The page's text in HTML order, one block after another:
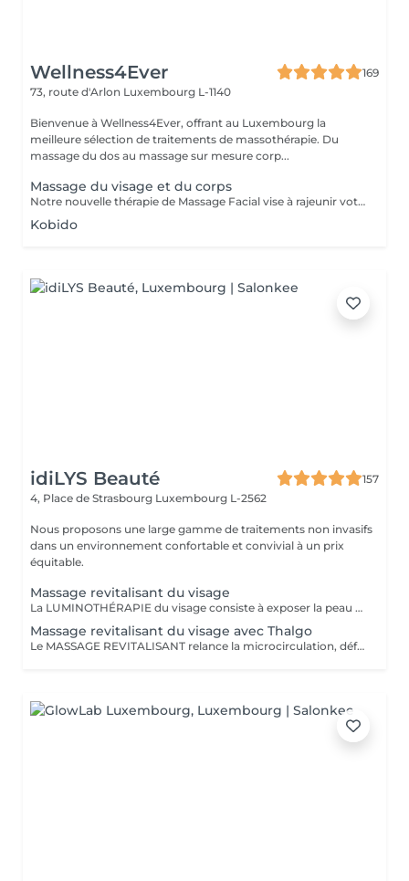
Wellness4Ever
169
73, route d'Arlon Luxembourg L-1140
Bienvenue à Wellness4Ever, offrant au Luxembourg la
meilleure sélection de traitements de massothérapie. Du
massage du dos au massage sur mesure corp...
Massage du visage et du corps
Notre nouvelle thérapie de Massage Facial vise à rajeunir votre peau et vous donner une apparence jeune et éclatante qui vous permettra de vous sentir relaxé, rafraîchi et plein de vie. Un massage facial régulier peut améliorer la circulation et relaxer les muscles faciaux, soulageant les tensions du visage et autour des yeux tout en améliorant la texture, le relâchement de la peau et les rides. Il a été également démontré qu'il soulage la pression des sinus, et qu'il peut même aider à lutter contre l'acné tenace. Tous ces bienfaits peuvent déboucher sur des traits de visages plus éclatants et revigorés, qui vous permettront de vous sentir aussi jeune que vous en avez l'air.
Kobido
idiLYS Beauté
157
4, Place de Strasbourg Luxembourg L-2562
Nous proposons une large gamme de traitements non invasifs
dans un environnement confortable et convivial à un prix
équitable.
Massage revitalisant du visage
La LUMINOTHÉRAPIE du visage consiste à exposer la peau à des lumières LED afin de stimuler le renouvellement cellulaire et améliorer l'éclat du teint.
Massage revitalisant du visage avec Thalgo
Le MASSAGE REVITALISANT relance la microcirculation, défatigue les traits du visage et redonne fraicheur à la peau. La LUMINOTHÉRAPIE du visage consiste à exposer la peau à des lumières LED afin de stimuler le renouvellement cellulaire et améliorer l'éclat du teint.